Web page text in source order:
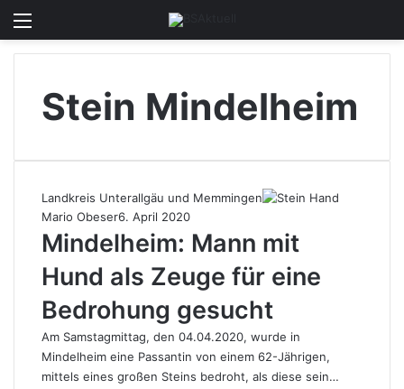
Stein Mindelheim
Landkreis Unterallgäu und Memmingen
Mario Obeser6. April 2020
Mindelheim: Mann mit
Hund als Zeuge für eine
Bedrohung gesucht
Am Samstagmittag, den 04.04.2020, wurde in
Mindelheim eine Passantin von einem 62-Jährigen,
mittels eines großen Steins bedroht, als diese sein…